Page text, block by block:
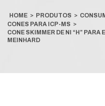
HOME > PRODUTOS >
CONES PARA ICP-MS >
CONE SKIMMER DE NI “H”
MEINHARD